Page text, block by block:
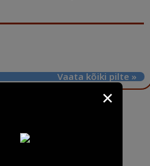
Vaata kõiki pilte »
✕